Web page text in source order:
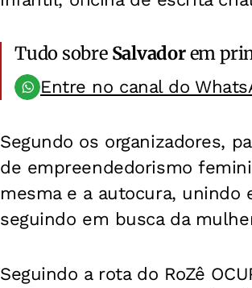
Tudo sobre Salvadorem
Entre no canal do
Segundo os organizadores,
de empreendedorismo
mesma e a autocura, unindo
seguindo em busca da
Seguindo a rota do RoZê